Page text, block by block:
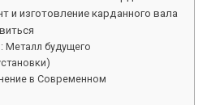
и изготовление карданного вала
будущего
в Современном